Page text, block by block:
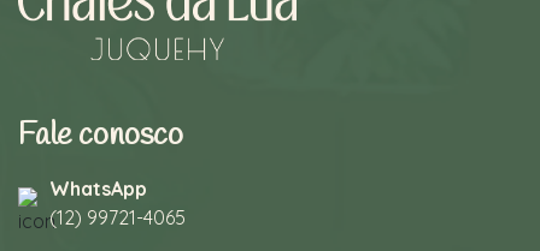
Fale conosco
WhatsApp
(12) 99721-4065